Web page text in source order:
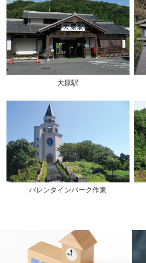
大原駅
バレンタインパーク作東